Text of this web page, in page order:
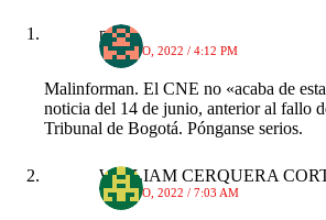
pablo
16 JUNIO, 2022 / 4:12 PM
Malinforman. El CNE no «acaba de
noticia del 14 de junio, anterior al fallo
Tribunal de Bogotá. Pónganse serios.
WILLIAM CERQUERA
16 JUNIO, 2022 / 7:03 AM